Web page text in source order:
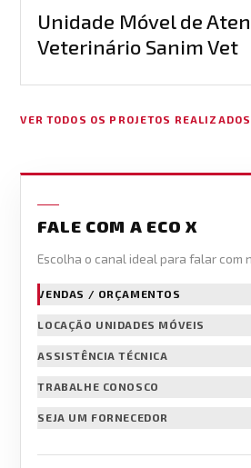
Unidade Móvel de
Veterinário Sanim Vet
VER TODOS OS PROJETOS REALIZADOS
FALE COM A ECO X
Escolha o canal ideal para falar com
VENDAS / ORÇAMENTOS
LOCAÇÃO UNIDADES MÓVEIS
ASSISTÊNCIA TÉCNICA
TRABALHE CONOSCO
SEJA UM FORNECEDOR